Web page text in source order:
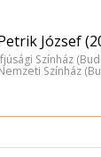
József
Színház
Színház